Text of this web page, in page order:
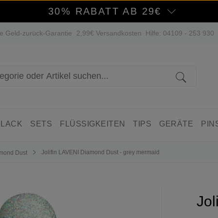
30% RABATT AB 29€
Geld-zurück-Garantie 2,99€ Versandkosten Hilfe: 04109 - 253 930
SETS FLÜSSIGKEITEN TIPS GERÄTE
Dust Jolifin LAVENI Diamond Dust - grey mermaid